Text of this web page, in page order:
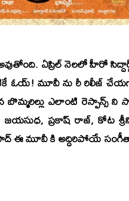
ఏప్రిల్ నెలలో హీరో
ఓయ్! మూవీ ను రీ రిలీజ్
ఎలాంటి రెస్పాన్స్ ని
జయసుధ, ప్రకాష్ రాజ్, కోట
ఈ మూవీ కి అద్దిరిపోయే